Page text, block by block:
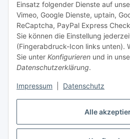
Alle
Einsatz folgender Dienste auf
Vimeo, Google Dienste, uptain,
ReCaptcha, PayPal Express
Sie können die Einstellung
(Fingerabdruck-Icon links unten).
Sie unter Konfigurieren und in
Datenschutzerklärung.
Impressum Datenschutz
Newsletter Abonnieren
Informationen
Gesetzliche Informationen
Bestellung